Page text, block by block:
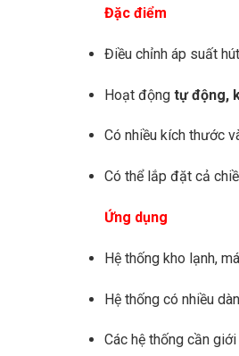
Đặc điểm
Điều chỉnh áp suất
Hoạt động tự động,
Có nhiều kích thước
Có thể lắp đặt cả
Ứng dụng
Hệ thống kho lạnh,
Hệ thống có nhiều
Các hệ thống cần